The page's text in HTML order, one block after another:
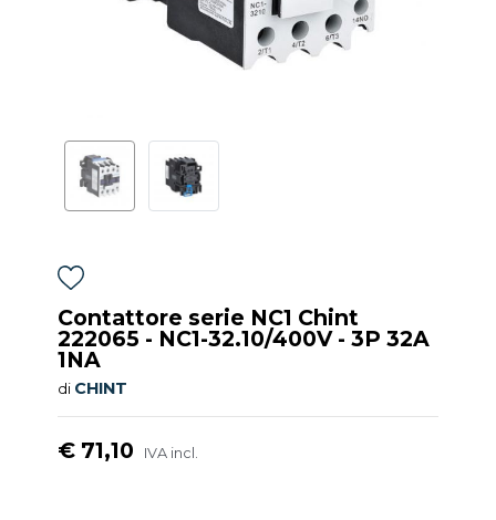
Contattore serie NC1 Chint
222065 - NC1-32.10/400V - 3P 32A
1NA
di CHINT
€ 71,10 IVA incl.